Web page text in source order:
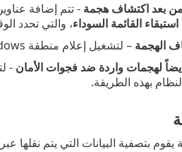
بعد اكتشاف هجمة
القائمة السوداء، والتي تحدد
الهجمة – لتشغيل إعلام منطقة Windows بفي الزاوية اليمنى السفلية من الشاشة.
لهجمات واردة ضد فجوات الأمان -
بهذه الطريقة.
بتصفية البيانات التي يتم نقلها